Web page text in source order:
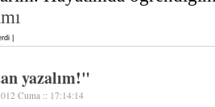
|
yazalım!"
Cuma :: 17:14:14